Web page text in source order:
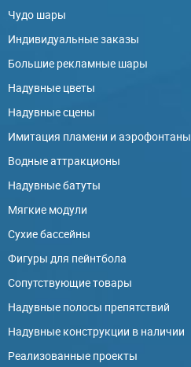
Чудо шары
Индивидуальные заказы
Большие рекламные шары
Надувные цветы
Надувные сцены
Имитация пламени и аэрофонтаны
Водные аттракционы
Надувные батуты
Мягкие модули
Сухие бассейны
Фигуры для пейнтбола
Сопутствующие товары
Надувные полосы препятствий
Надувные конструкции в наличии
Реализованные проекты